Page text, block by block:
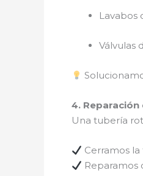
Lavabos
Válvulas
4.
Una tubería
Cerramos la
Reparamos